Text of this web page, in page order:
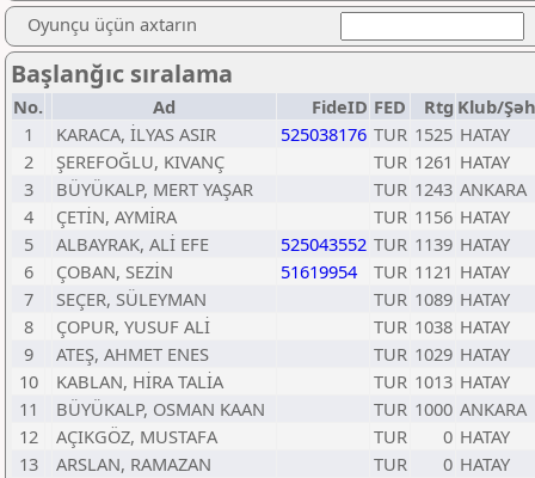
Oyunçu üçün axtarın
Başlanğıc sıralama
No. Ad FideID FED Rtg Klub/
1
KARACA, İLYAS ASIR 525038176 TUR 1525 HATAY
2
ŞEREFOĞLU, KIVANÇ TUR 1261 HATAY
3
BÜYÜKALP, MERT YAŞAR TUR 1243 ANKARA
4
ÇETİN, AYMİRA TUR 1156 HATAY
5
ALBAYRAK, ALİ EFE 525043552 TUR 1139 HATAY
6
ÇOBAN, SEZİN 51619954 TUR 1121 HATAY
7
SEÇER, SÜLEYMAN TUR 1089 HATAY
8
ÇOPUR, YUSUF ALİ TUR 1038 HATAY
9
ATEŞ, AHMET ENES TUR 1029 HATAY
10
KABLAN, HİRA TALİA TUR 1013 HATAY
11
BÜYÜKALP, OSMAN KAAN TUR 1000 ANKARA
12
AÇIKGÖZ, MUSTAFA TUR 0 HATAY
13
ARSLAN, RAMAZAN TUR 0 HATAY